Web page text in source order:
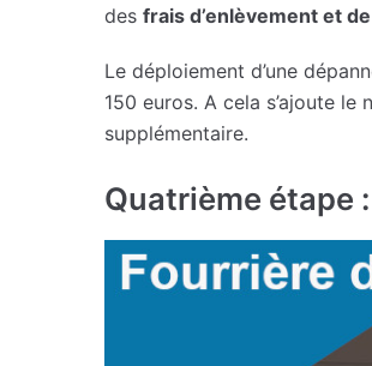
des frais d’enlèvement et
Le déploiement d’une
150 euros. A cela s’ajoute
supplémentaire.
Quatrième étape